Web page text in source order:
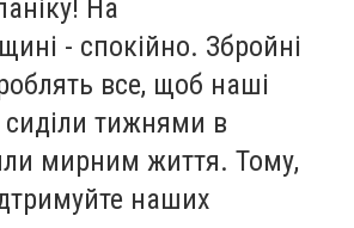
На
- спокійно. Збройні
все, щоб наші
тижнями в
мирним життя. Тому,
наших